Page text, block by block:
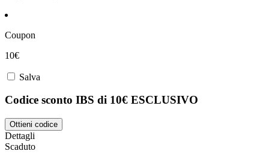
Coupon
10€
Salva
Codice sconto IBS di 10€ ESCLUSIVO
Ottieni codice
Dettagli
Scaduto